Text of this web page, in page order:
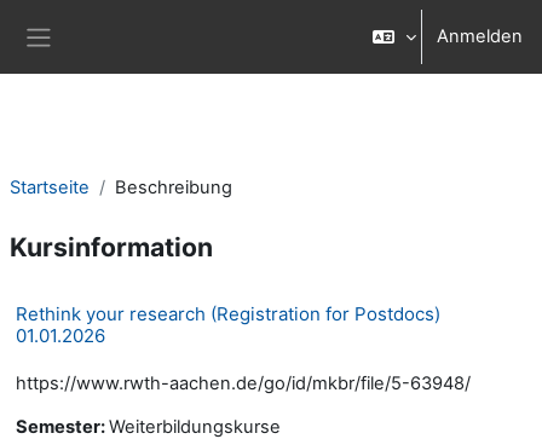
Anmelden
Startseite Beschreibung
Kursinformation
Rethink your research (Registration for Postdocs)
01.01.2026
https://www.rwth-aachen.de/go/id/mkbr/file/5-63948/
Semester:Weiterbildungskurse